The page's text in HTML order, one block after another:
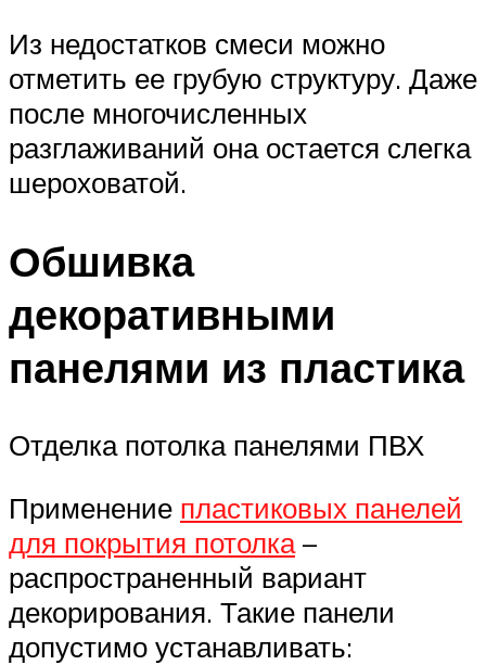
Из недостатков смеси можно
отметить ее грубую структуру. Даже
после многочисленных
разглаживаний она остается слегка
шероховатой.
Обшивка
декоративными
панелями из пластика
Отделка потолка панелями ПВХ
Применение пластиковых панелей
для покрытия потолка–
распространенный вариант
декорирования. Такие панели
допустимо устанавливать: